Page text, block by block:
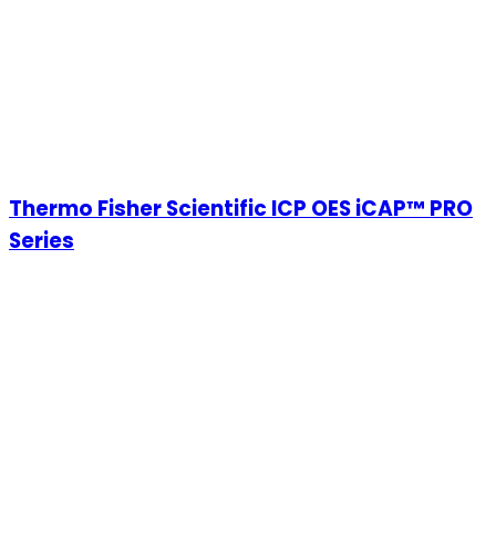
Thermo Fisher Scientific ICP OES iCAP™ PRO
Series